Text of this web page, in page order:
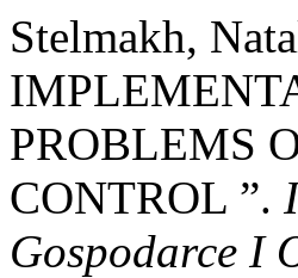
Stelmakh,
PROBLEMS
CONTROL ”.
Gospodarce I